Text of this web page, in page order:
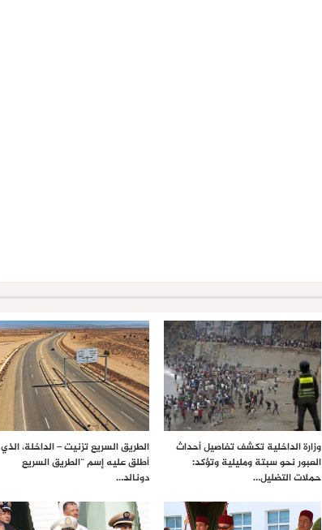
وزارة الداخلية تكشف تفاصيل أحداث
العبور نحو سبتة ومليلية وتؤكد:
حملات التضليل…
الطريق السريع تزنيت – الداخلة، الذي
أطلق عليه إسم “الطريق السريع
دونالد…